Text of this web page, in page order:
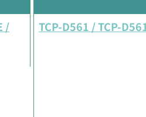
/
TCP-D561 / TCP-